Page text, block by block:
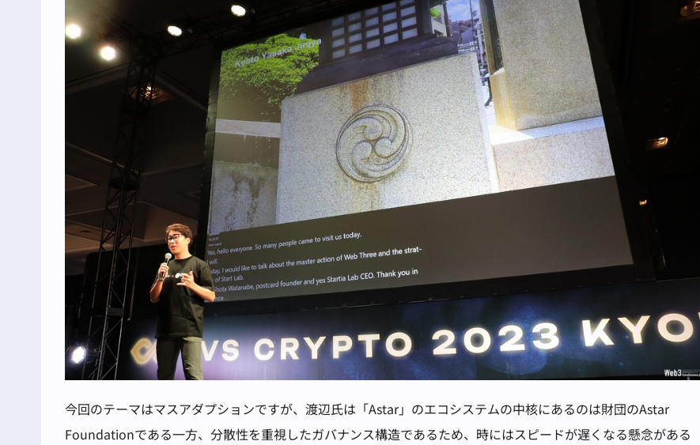
今回のテーマはマスアダプションですが、渡辺氏は「Astar」のエコシステムの中核にあるのは財団のAstar
Foundationである一方、分散性を重視したガバナンス構造であるため、時にはスピードが遅くなる懸念がある